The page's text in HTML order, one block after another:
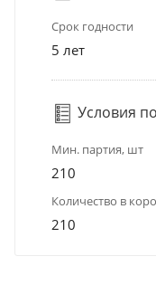
Срок годности
5 лет
Условия
Мин. партия, шт
210
Количество в
210